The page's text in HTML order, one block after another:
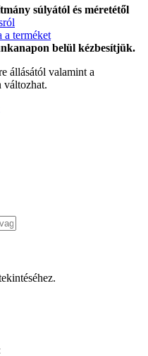
súlyától és méretétől
a terméket
belül kézbesítjük.
állásától valamint a
változhat.